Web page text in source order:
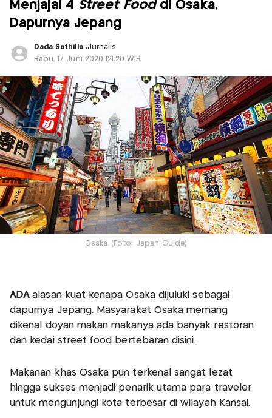
Menjajal 4 Street Fooddi Osaka,
Dapurnya Jepang
Dada Sathilla ,Jurnalis
Rabu, 17 Juni 2020 |21:20 WIB
Osaka. (Foto: Japan-Guide)
ADAalasan kuat kenapa Osaka dijuluki sebagai
dapurnya Jepang. Masyarakat Osaka memang
dikenal doyan makan makanya ada banyak restoran
dan kedai street food bertebaran disini.
Makanan khas Osaka pun terkenal sangat lezat
hingga sukses menjadi penarik utama para traveler
untuk mengunjungi kota terbesar di wilayah Kansai.